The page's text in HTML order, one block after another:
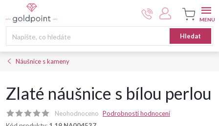
na
Hledat
Nákupní
košík
Náušnice s kameny
Zlaté náušnice s bílou perlou
Neohodnoceno Podrobnosti hodnocení